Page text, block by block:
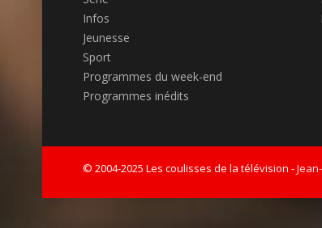
Infos
Jeunesse
Sport
Programmes du week-end
Programmes inédits
© 2004-2025 Les coulisses de la télévision -